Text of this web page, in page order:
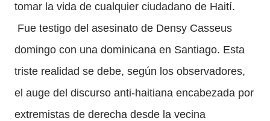
tomar la vida de cualquier ciudadano de Haití.
Fue testigo del asesinato de Densy Casseus
domingo con una dominicana en Santiago. Esta
triste realidad se debe, según los observadores,
el auge del discurso anti-haitiana encabezada por
extremistas de derecha desde la vecina